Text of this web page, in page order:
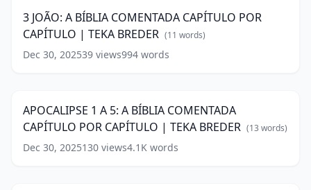
COMENTADA
CAPÍTULO
POR
CAPÍTULO
BREDER
11
words)
3 JOÃO: A BÍBLIA COMENTADA CAPÍTULO POR
CAPÍTULO | TEKA BREDER (11 words)
Dec 30, 202539 views994 words
APOCALIPSE
A
BÍBLIA
COMENTADA
CAPÍTULO
APOCALIPSE 1 A 5: A BÍBLIA COMENTADA
CAPÍTULO POR CAPÍTULO | TEKA BREDER (13 words)
Dec 30, 2025130 views4.1K words
APOCALIPSE